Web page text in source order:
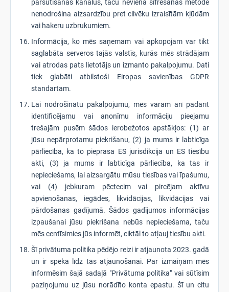
pārsūtīšanas kanālus, taču neviena šifrēšanas metode
nenodrošina aizsardzību pret cilvēku izraisītām kļūdām
vai hakeru uzbrukumiem.
Informācija, ko mēs saņemam vai apkopojam var tikt
saglabāta serveros tajās valstīs, kurās mēs strādājam
vai atrodas pats lietotājs un izmanto pakalpojumu. Dati
tiek glabāti atbilstoši Eiropas savienības GDPR
standartam.
Lai nodrošinātu pakalpojumu, mēs varam arī padarīt
identificējamu vai anonīmu informāciju pieejamu
trešajām pusēm šādos ierobežotos apstākļos: (1) ar
jūsu nepārprotamu piekrišanu, (2) ja mums ir labticīga
pārliecība, ka to pieprasa ES jurisdikcija un ES tiesību
akti, (3) ja mums ir labticīga pārliecība, ka tas ir
nepieciešams, lai aizsargātu mūsu tiesības vai īpašumu,
vai (4) jebkuram pēctecim vai pircējam aktīvu
apvienošanas, iegādes, likvidācijas, likvidācijas vai
pārdošanas gadījumā. Šādos gadījumos informācijas
izpaušanai jūsu piekrišana nebūs nepieciešama, taču
mēs centīsimies jūs informēt, ciktāl to atļauj tiesību akti.
Šī privātuma politika pēdējo reizi ir atjaunota 2023. gadā
un ir spēkā līdz tās atjaunošanai. Par izmaiņām mēs
informēsim šajā sadaļā "Privātuma politika" vai sūtīsim
paziņojumu uz jūsu norādīto konta epastu. Šī un citu